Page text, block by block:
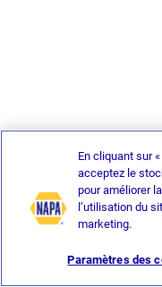
En cliquant sur
acceptez le
pour améliorer
l’utilisation du
marketing.
Paramètres des